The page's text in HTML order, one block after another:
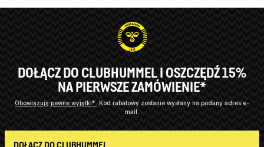
DOŁĄCZ DO CLUBHUMMEL I OSZCZĘDŹ 15%
NA PIERWSZE ZAMÓWIENIE*
Obowiązują pewne wyjątki* Kod rabatowy zostanie wysłany na podany adres e-
mail.
DOŁĄCZ DO CLUBHUMMEL